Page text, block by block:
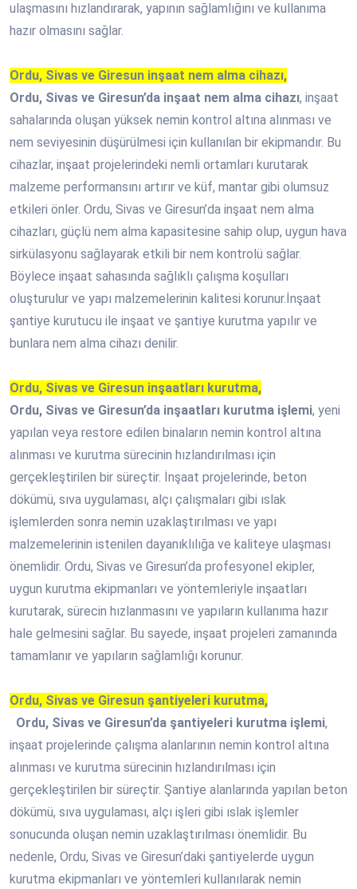
ulaşmasını hızlandırarak, yapının sağlamlığını ve kullanıma
hazır olmasını sağlar.
Ordu, Sivas ve Giresun inşaat nem alma cihazı,
Ordu, Sivas ve Giresun’da inşaat nem alma cihazı, inşaat
sahalarında oluşan yüksek nemin kontrol altına alınması ve
nem seviyesinin düşürülmesi için kullanılan bir ekipmandır. Bu
cihazlar, inşaat projelerindeki nemli ortamları kurutarak
malzeme performansını artırır ve küf, mantar gibi olumsuz
etkileri önler. Ordu, Sivas ve Giresun’da inşaat nem alma
cihazları, güçlü nem alma kapasitesine sahip olup, uygun hava
sirkülasyonu sağlayarak etkili bir nem kontrolü sağlar.
Böylece inşaat sahasında sağlıklı çalışma koşulları
oluşturulur ve yapı malzemelerinin kalitesi korunur.İnşaat
şantiye kurutucu ile inşaat ve şantiye kurutma yapılır ve
bunlara nem alma cihazı denilir.
Ordu, Sivas ve Giresun inşaatları kurutma,
Ordu, Sivas ve Giresun’da inşaatları kurutma işlemi, yeni
yapılan veya restore edilen binaların nemin kontrol altına
alınması ve kurutma sürecinin hızlandırılması için
gerçekleştirilen bir süreçtir. İnşaat projelerinde, beton
dökümü, sıva uygulaması, alçı çalışmaları gibi ıslak
işlemlerden sonra nemin uzaklaştırılması ve yapı
malzemelerinin istenilen dayanıklılığa ve kaliteye ulaşması
önemlidir. Ordu, Sivas ve Giresun’da profesyonel ekipler,
uygun kurutma ekipmanları ve yöntemleriyle inşaatları
kurutarak, sürecin hızlanmasını ve yapıların kullanıma hazır
hale gelmesini sağlar. Bu sayede, inşaat projeleri zamanında
tamamlanır ve yapıların sağlamlığı korunur.
Ordu, Sivas ve Giresun şantiyeleri kurutma,
Ordu, Sivas ve Giresun’da şantiyeleri kurutma işlemi,
inşaat projelerinde çalışma alanlarının nemin kontrol altına
alınması ve kurutma sürecinin hızlandırılması için
gerçekleştirilen bir süreçtir. Şantiye alanlarında yapılan beton
dökümü, sıva uygulaması, alçı işleri gibi ıslak işlemler
sonucunda oluşan nemin uzaklaştırılması önemlidir. Bu
nedenle, Ordu, Sivas ve Giresun’daki şantiyelerde uygun
kurutma ekipmanları ve yöntemleri kullanılarak nemin